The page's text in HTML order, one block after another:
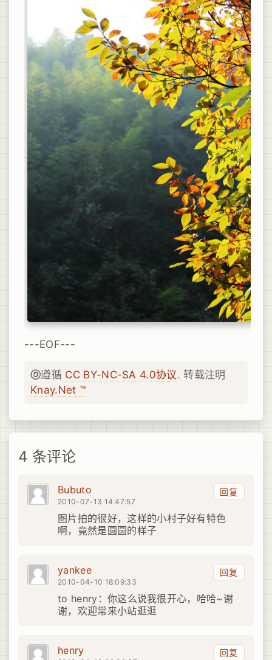
---EOF---
遵循 CC BY-NC-SA 4.0协议. 转载注明
Knay.Net ™
4 条评论
回复
Bubuto
2010-07-13 14:47:57
图片拍的很好，这样的小村子好有特色
啊，竟然是圆圆的样子
回复
yankee
2010-04-10 18:09:33
to henry：你这么说我很开心，哈哈~谢
谢，欢迎常来小站逛逛
回复
henry